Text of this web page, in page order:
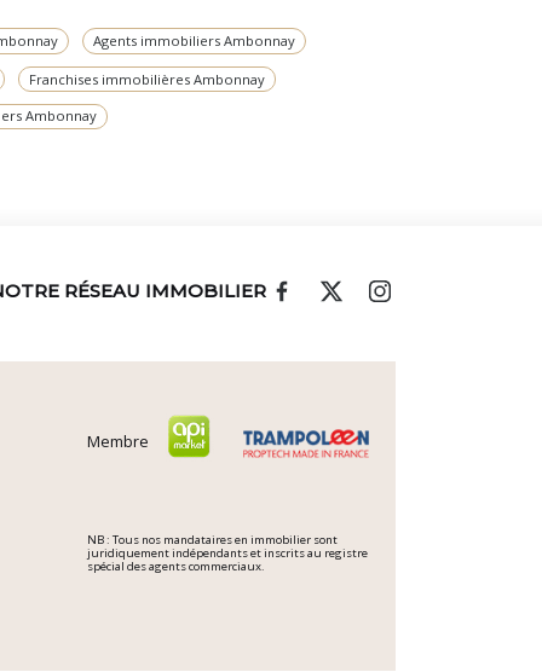
Agents immobiliers Ambonnay
Franchises immobilières Ambonnay
Ambonnay
RÉSEAU IMMOBILIER
Membre
NB : Tous nos mandataires en immobilier sont
juridiquement indépendants et inscrits au registre
spécial des agents commerciaux.